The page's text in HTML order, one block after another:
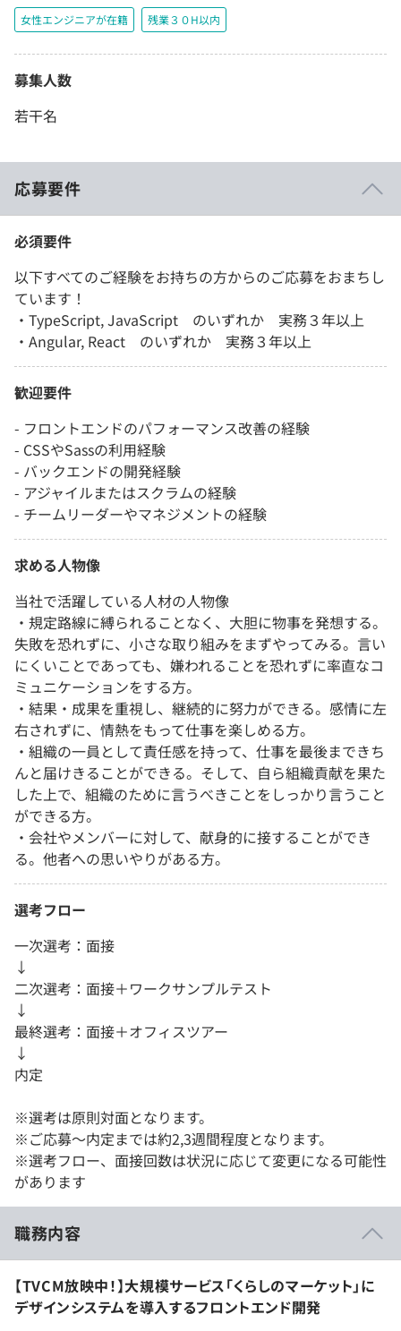
女性エンジニアが在籍 残業３０H以内
募集人数
若干名
応募要件
必須要件
以下すべてのご経験をお持ちの方からのご応募をおまちし
ています！
・TypeScript, JavaScript のいずれか 実務３年以上
・Angular, React のいずれか 実務３年以上
歓迎要件
- フロントエンドのパフォーマンス改善の経験
- CSSやSassの利用経験
- バックエンドの開発経験
- アジャイルまたはスクラムの経験
- チームリーダーやマネジメントの経験
求める人物像
当社で活躍している人材の人物像
・規定路線に縛られることなく、大胆に物事を発想する。
失敗を恐れずに、小さな取り組みをまずやってみる。言い
にくいことであっても、嫌われることを恐れずに率直なコ
ミュニケーションをする方。
・結果・成果を重視し、継続的に努力ができる。感情に左
右されずに、情熱をもって仕事を楽しめる方。
・組織の一員として責任感を持って、仕事を最後まできち
んと届けきることができる。そして、自ら組織貢献を果た
した上で、組織のために言うべきことをしっかり言うこと
ができる方。
・会社やメンバーに対して、献身的に接することができ
る。他者への思いやりがある方。
選考フロー
一次選考：面接
↓
二次選考：面接＋ワークサンプルテスト
↓
最終選考：面接＋オフィスツアー
↓
内定
※選考は原則対面となります。
※ご応募〜内定までは約2,3週間程度となります。
※選考フロー、面接回数は状況に応じて変更になる可能性
があります
職務内容
【TVCM放映中！】大規模サービス「くらしのマーケット」に
デザインシステムを導入するフロントエンド開発